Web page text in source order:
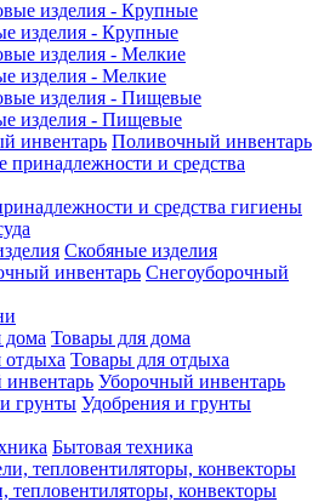
изделия - Крупные
изделия - Мелкие
изделия - Пищевые
Поливочный инвентарь
и средства гигиены
Скобяные изделия
Снегоуборочный
Товары для дома
Товары для отдыха
Уборочный инвентарь
Удобрения и грунты
Бытовая техника
тепловентиляторы, конвекторы